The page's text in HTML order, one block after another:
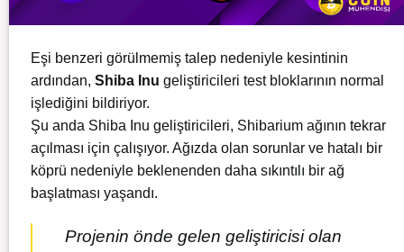
Eşi benzeri görülmemiş talep nedeniyle kesintinin
ardından, Shiba Inu geliştiricileri test bloklarının normal
işlediğini bildiriyor.
Şu anda Shiba Inu geliştiricileri, Shibarium ağının tekrar
açılması için çalışıyor. Ağızda olan sorunlar ve hatalı bir
köprü nedeniyle beklenenden daha sıkıntılı bir ağ
başlatması yaşandı.
Projenin önde gelen geliştiricisi olan